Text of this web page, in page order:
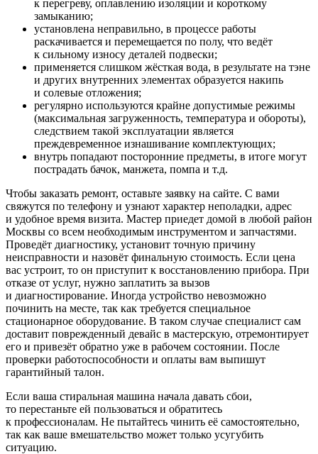
к перегреву, оплавлению изоляции и короткому
замыканию;
установлена неправильно, в процессе работы
раскачивается и перемещается по полу, что ведёт
к сильному износу деталей подвески;
применяется слишком жёсткая вода, в результате на тэне
и других внутренних элементах образуется накипь
и солевые отложения;
регулярно используются крайне допустимые режимы
(максимальная загруженность, температура и обороты),
следствием такой эксплуатации является
преждевременное изнашивание комплектующих;
внутрь попадают посторонние предметы, в итоге могут
пострадать бачок, манжета, помпа и т.д.
Чтобы заказать ремонт, оставьте заявку на сайте. С вами
свяжутся по телефону и узнают характер неполадки, адрес
и удобное время визита. Мастер приедет домой в любой район
Москвы со всем необходимым инструментом и запчастями.
Проведёт диагностику, установит точную причину
неисправности и назовёт финальную стоимость. Если цена
вас устроит, то он приступит к восстановлению прибора. При
отказе от услуг, нужно заплатить за вызов
и диагностирование. Иногда устройство невозможно
починить на месте, так как требуется специальное
стационарное оборудование. В таком случае специалист сам
доставит поврежденный девайс в мастерскую, отремонтирует
его и привезёт обратно уже в рабочем состоянии. После
проверки работоспособности и оплаты вам выпишут
гарантийный талон.
Если ваша стиральная машина начала давать сбои,
то перестаньте ей пользоваться и обратитесь
к профессионалам. Не пытайтесь чинить её самостоятельно,
так как ваше вмешательство может только усугубить
ситуацию.